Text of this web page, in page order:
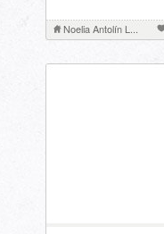
Noelia Antolín L...